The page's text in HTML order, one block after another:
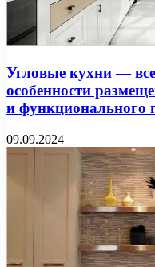
Угловые кухни —
особенности
и функционального
09.09.2024